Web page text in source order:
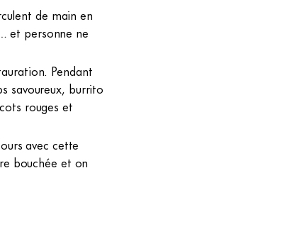
de main en
et personne ne
Pendant
savoureux, burrito
rouges et
avec cette
bouchée et on